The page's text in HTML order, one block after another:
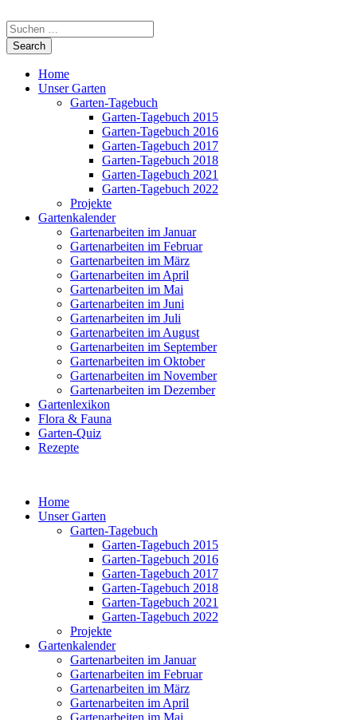
Home
Unser Garten
Garten-Tagebuch
Garten-Tagebuch 2015
Garten-Tagebuch 2016
Garten-Tagebuch 2017
Garten-Tagebuch 2018
Garten-Tagebuch 2021
Garten-Tagebuch 2022
Projekte
Gartenkalender
Gartenarbeiten im Januar
Gartenarbeiten im Februar
Gartenarbeiten im März
Gartenarbeiten im April
Gartenarbeiten im Mai
Gartenarbeiten im Juni
Gartenarbeiten im Juli
Gartenarbeiten im August
Gartenarbeiten im September
Gartenarbeiten im Oktober
Gartenarbeiten im November
Gartenarbeiten im Dezember
Gartenlexikon
Flora & Fauna
Garten-Quiz
Rezepte
Home
Unser Garten
Garten-Tagebuch
Garten-Tagebuch 2015
Garten-Tagebuch 2016
Garten-Tagebuch 2017
Garten-Tagebuch 2018
Garten-Tagebuch 2021
Garten-Tagebuch 2022
Projekte
Gartenkalender
Gartenarbeiten im Januar
Gartenarbeiten im Februar
Gartenarbeiten im März
Gartenarbeiten im April
Gartenarbeiten im Mai